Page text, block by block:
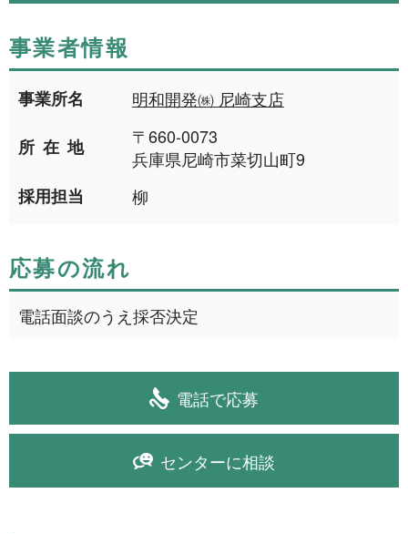
NEWS
お問い合わせ
事業者情報
事業所名 明和開発㈱ 尼崎支店
所在地
〒660-0073
兵庫県尼崎市菜切山町9
採用担当
柳
応募の流れ
電話面談のうえ採否決定
電話で応募
センターに相談